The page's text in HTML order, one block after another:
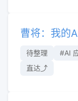
曹将：我的
待整理 #AI
直达⤴︎